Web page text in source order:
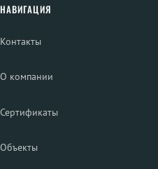
НАВИГАЦИЯ
Контакты
О компании
Сертификаты
Объекты